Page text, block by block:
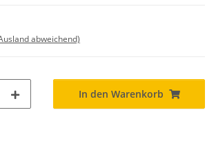
abweichend)
In den Warenkorb